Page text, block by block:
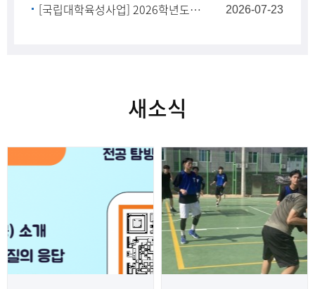
[국립대학육성사업] 2026학년도 1학기 어학성적우수/자격증 취득 역량 우수 장학생 선발 및 지급 안내 2026-07-23
새소식